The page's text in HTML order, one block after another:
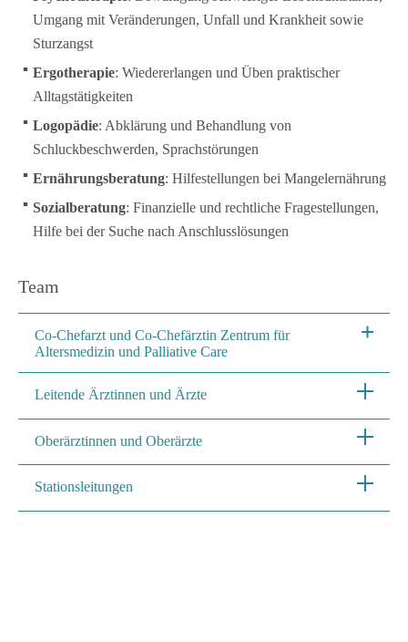
Umgang mit Veränderungen, Unfall und Krankheit sowie
Sturzangst
Ergotherapie: Wiedererlangen und Üben praktischer
Alltagstätigkeiten
Logopädie: Abklärung und Behandlung von
Schluckbeschwerden, Sprachstörungen
Ernährungsberatung: Hilfestellungen bei Mangelernährung
Sozialberatung: Finanzielle und rechtliche Fragestellungen,
Hilfe bei der Suche nach Anschlusslösungen
Team
Co-Chefarzt und Co-Chefärztin Zentrum für
Altersmedizin und Palliative Care
Leitende Ärztinnen und Ärzte
Oberärztinnen und Oberärzte
Stationsleitungen